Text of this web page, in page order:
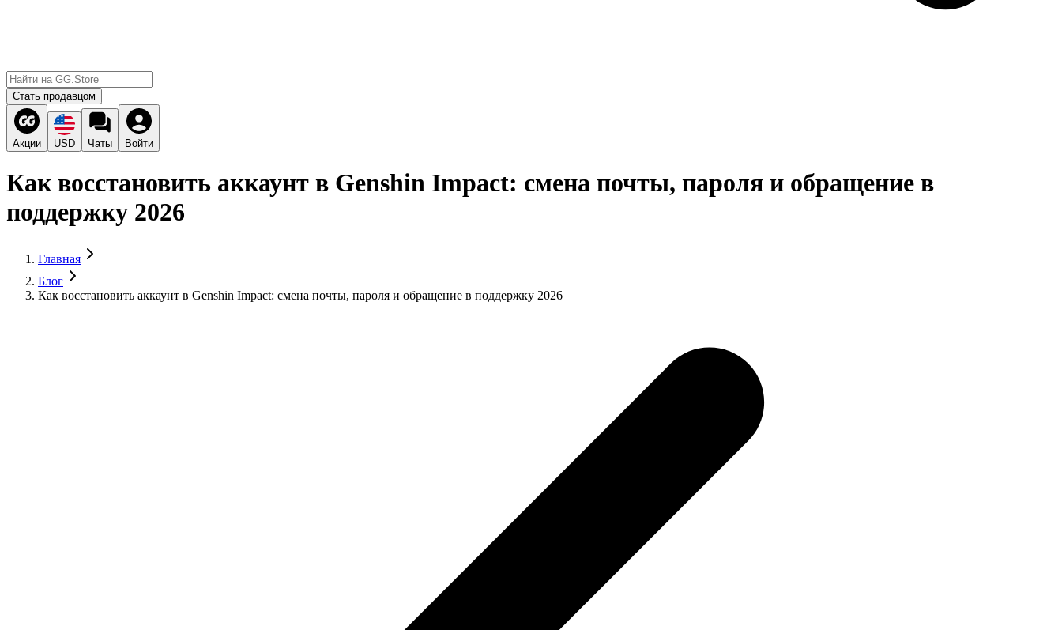
Стать продавцом
Акции USD Чаты Войти
Как восстановить аккаунт в Genshin Impact: смена почты, пароля и обращение в
поддержку 2026
Главная
Блог
Как восстановить аккаунт в Genshin Impact: смена почты, пароля и обращение в поддержку 2026